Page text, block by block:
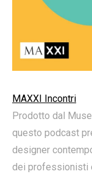
MAXXI Incontri
Prodotto dal
questo podcast
designer
dei professionisti